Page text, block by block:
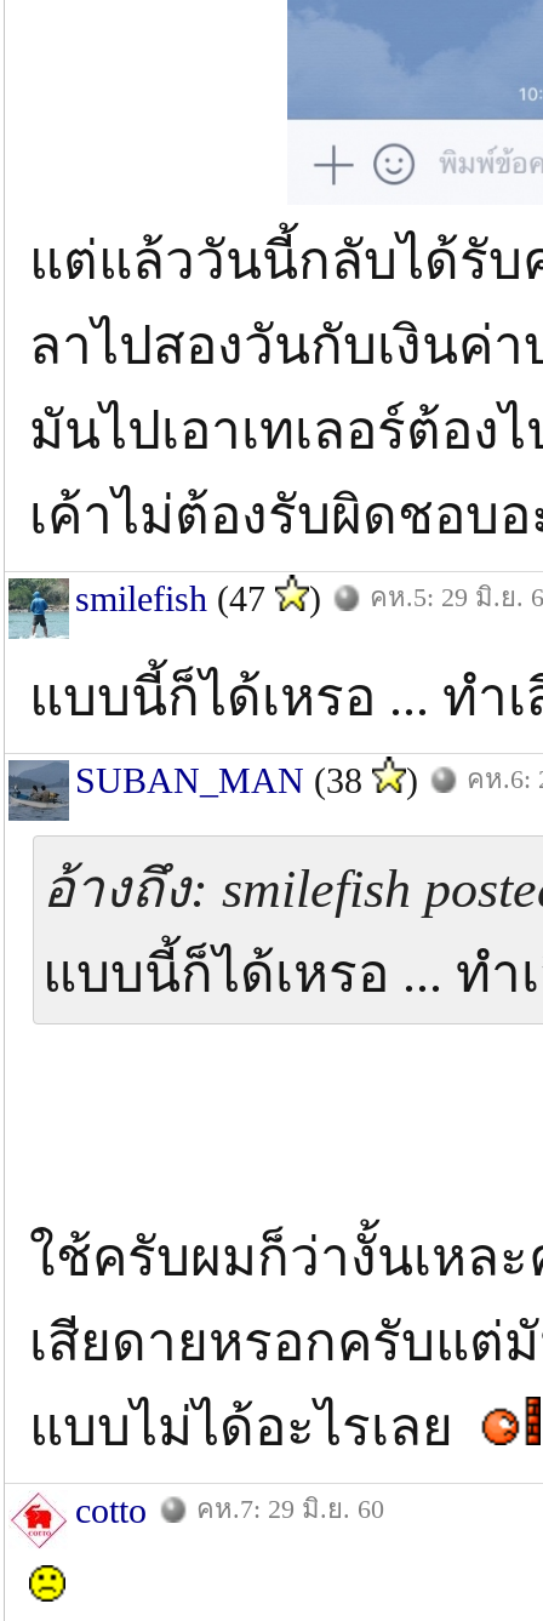
แต่แล้ววันนี้กลับได้รับ
ลาไปสองวันกับเงินค่
มันไปเอาเทเลอร์ต้อ
เค้าไม่ต้องรับผิดชอบ
smilefish (47 ) คห.5: 29 มิ.ย.
แบบนี้ก็ได้เหรอ ... ทำเ
SUBAN_MAN (38 ) คห.6:
อ้างถึง: smilefish
แบบนี้ก็ได้เหรอ ... ทำ
ใช้ครับผมก็ว่างั้นเหล
เสียดายหรอกครับแต่
แบบไม่ได้อะไรเลย
cotto คห.7: 29 มิ.ย. 60